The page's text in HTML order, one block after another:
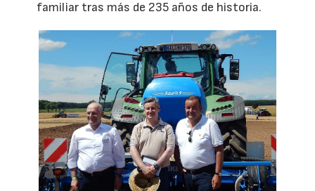
familiar tras más de 235 años de historia.